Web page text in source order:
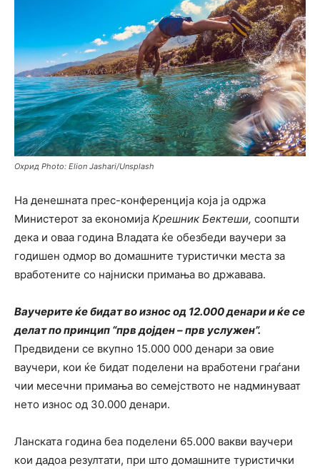
Охрид Photo: Elion Jashari/Unsplash
На денешната прес-конференција која ја одржа
Министерот за економија Крешник Бектеши, соопшти
дека и оваа година Владата ќе обезбеди ваучери за
годишен одмор во домашните туристички места за
вработените со најниски примања во државава.
Ваучерите ќе бидат во износ од 12.000 денари и ќе се
делат по принцип “прв дојден – прв услужен”.
Предвидени се вкупно 15.000 000 денари за овие
ваучери, кои ќе бидат поделени на вработени граѓани
чии месечни примања во семејството не надминуваат
нето износ од 30.000 денари.
Ланската година беа поделени 65.000 вакви ваучери
кои дадоа резултати, при што домашните туристички